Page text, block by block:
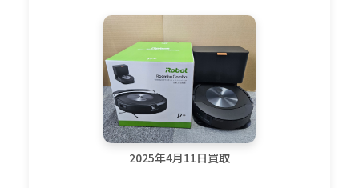
2025年4月11日買取